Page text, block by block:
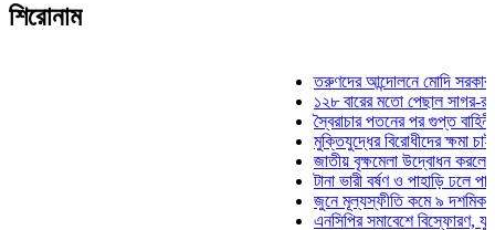
শিরোনাম
তরুণদের আন্দোলনে মোদি সরকার দুর্বল
১২৮ বারের মতো পেছাল সাগর-রুনি
স্বৈরাচার পতনের পর গুপ্ত বাহিনীর
মুক্তিযুদ্ধের বিরোধীদের ক্ষমা চাইতে
জাতীয় বৃক্ষমেলা উদ্বোধন করলেন
টানা ভারী বর্ষণ ও পাহাড়ি ঢলে
জুনে মূল্যস্ফীতি কমে ৯ দশমিক ১৬
এনসিপির সমাবেশে বিস্ফোরণ,